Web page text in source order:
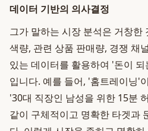
데이터 기반의 의사결정
그가 말하는 시장 분석은 거창한
색량, 관련 상품 판매량, 경쟁 채
있는 데이터를 활용하여 '돈이
입니다. 예를 들어, '홈트레이닝'
'30대 직장인 남성을 위한 15분
같이 구체적이고 명확한 타겟과